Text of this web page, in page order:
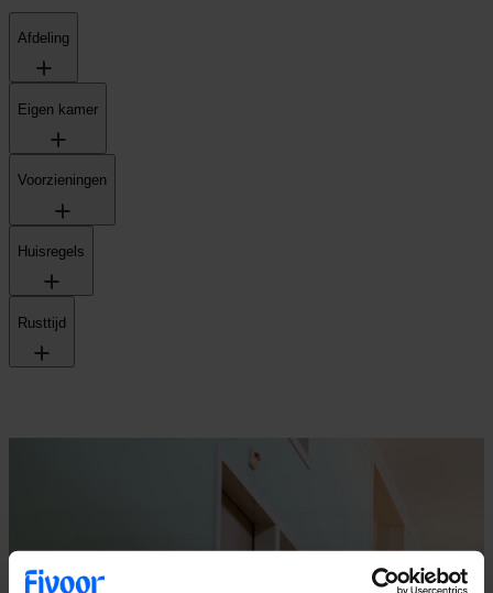
Afdeling
Eigen kamer
Voorzieningen
Huisregels
Rusttijd